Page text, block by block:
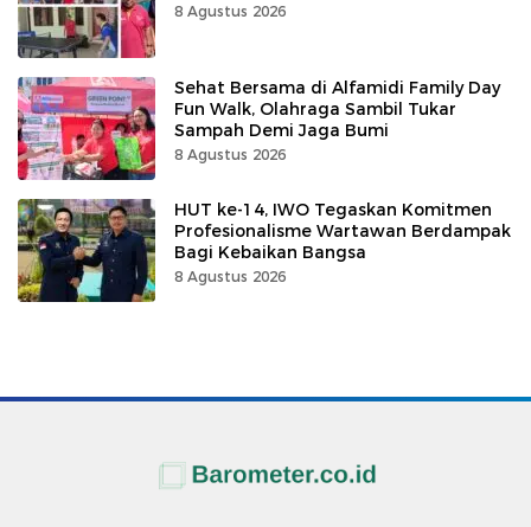
8 Agustus 2026
Sehat Bersama di Alfamidi Family Day
Fun Walk, Olahraga Sambil Tukar
Sampah Demi Jaga Bumi
8 Agustus 2026
HUT ke-14, IWO Tegaskan Komitmen
Profesionalisme Wartawan Berdampak
Bagi Kebaikan Bangsa
8 Agustus 2026